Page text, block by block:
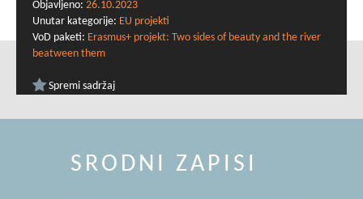
Objavljeno: 26.10.2023
Unutar kategorije: EU projekti
VoD paketi: Erasmus+ projekt: Two sides of beauty and the river
beatween them
Spremi sadržaj
SRODNI ZAPISI